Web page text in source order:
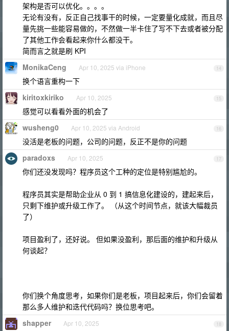
架构是否可以优化。。。。
无论有没有，反正自己找事干的时候，一定要量化成就，而且尽
量先挑一些能容易做的，不然做一半卡住了写不下去或者被分配
了其他工作会看起来你什么都没干。
简而言之就是刷 KPI
14
MonikaCeng Apr 10, 2025 via iPhone
换个语言重构一下
15
kiritoxkiriko Apr 10, 2025
感觉可以看看外面的机会了
16
wusheng0 Apr 10, 2025 via Android
没活是老板的问题，公司的问题，反正不是你的问题
17
paradoxs Apr 10, 2025
你们还没发现吗？程序员这个工种的定位是特别尴尬的。
程序员其实是帮助企业从 0 到 1 搞信息化建设的，建起来后，
只剩下维护或升级工作了。 （从这个时间节点，就该大幅裁员
了）
项目盈利了，还好说。 但如果没盈利，那后面的维护和升级从
何谈起？
你们换个角度思考，如果你们是老板，项目起来后，你们会留着
那么多人维护和迭代代码吗？换位思考吧。
18
shapper Apr 10, 2025